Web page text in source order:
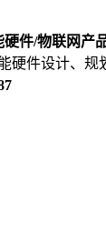
硬件/物联网产
硬件设计、规